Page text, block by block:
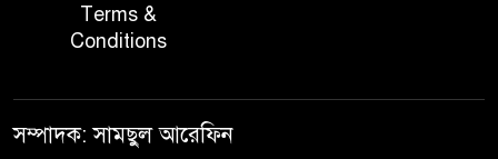
Terms &
Conditions
সম্পাদক: সামছুল আরেফিন